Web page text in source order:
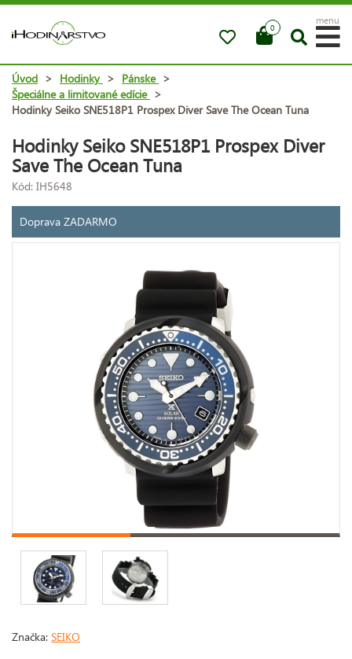
0
menu
Úvod > Hodinky > Pánske >
Špeciálne a limitované edície >
Hodinky Seiko SNE518P1 Prospex Diver Save The Ocean Tuna
Hodinky Seiko SNE518P1 Prospex Diver
Save The Ocean Tuna
Kód: IH5648
Doprava ZADARMO
Značka: SEIKO